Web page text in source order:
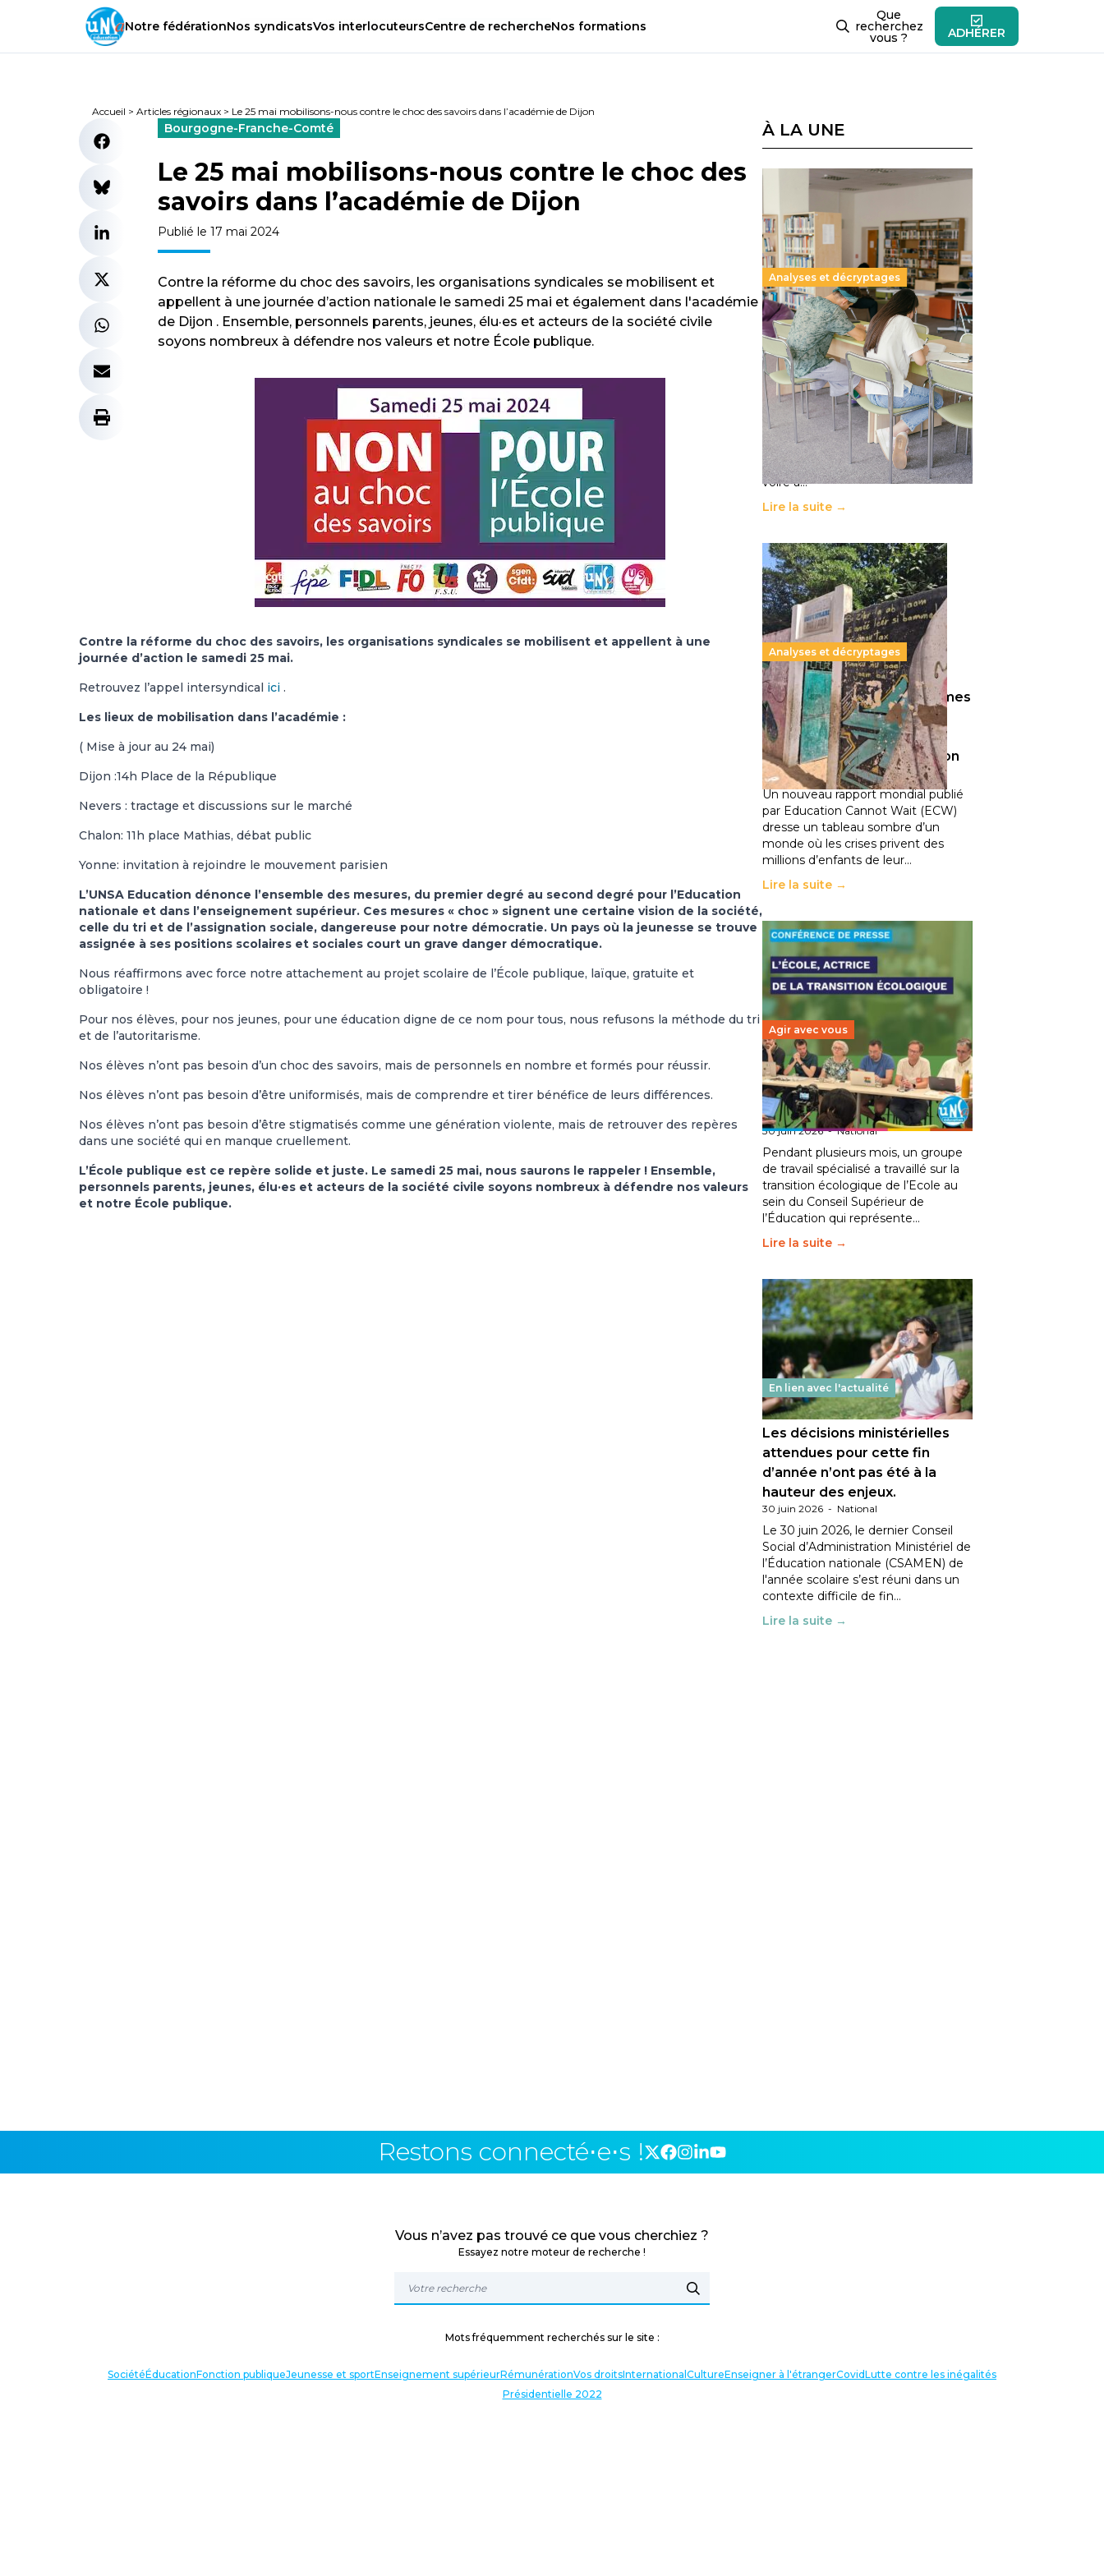
Notre fédérationNos syndicatsVos interlocuteursCentre de rechercheNos formations
Que
recherchez
vous ? ADHÉRER
Accueil > Articles régionaux > Le 25 mai mobilisons-nous contre le choc des savoirs dans l’académie de Dijon
Bourgogne-Franche-Comté
Le 25 mai mobilisons-nous contre le choc des
savoirs dans l’académie de Dijon
Publié le 17 mai 2024
Contre la réforme du choc des savoirs, les organisations syndicales se mobilisent et
appellent à une journée d’action nationale le samedi 25 mai et également dans l'académie
de Dijon . Ensemble, personnels parents, jeunes, élu·es et acteurs de la société civile
soyons nombreux à défendre nos valeurs et notre École publique.
Contre la réforme du choc des savoirs, les organisations syndicales se mobilisent et appellent à une
journée d’action le samedi 25 mai.
Retrouvez l’appel intersyndical ici .
Les lieux de mobilisation dans l’académie :
( Mise à jour au 24 mai)
Dijon :14h Place de la République
Nevers : tractage et discussions sur le marché
Chalon: 11h place Mathias, débat public
Yonne: invitation à rejoindre le mouvement parisien
L’UNSA Education dénonce l’ensemble des mesures, du premier degré au second degré pour l’Education
nationale et dans l’enseignement supérieur. Ces mesures « choc » signent une certaine vision de la société,
celle du tri et de l’assignation sociale, dangereuse pour notre démocratie. Un pays où la jeunesse se trouve
assignée à ses positions scolaires et sociales court un grave danger démocratique.
Nous réaffirmons avec force notre attachement au projet scolaire de l’École publique, laïque, gratuite et
obligatoire !
Pour nos élèves, pour nos jeunes, pour une éducation digne de ce nom pour tous, nous refusons la méthode du tri
et de l’autoritarisme.
Nos élèves n’ont pas besoin d’un choc des savoirs, mais de personnels en nombre et formés pour réussir.
Nos élèves n’ont pas besoin d’être uniformisés, mais de comprendre et tirer bénéfice de leurs différences.
Nos élèves n’ont pas besoin d’être stigmatisés comme une génération violente, mais de retrouver des repères
dans une société qui en manque cruellement.
L’École publique est ce repère solide et juste. Le samedi 25 mai, nous saurons le rappeler ! Ensemble,
personnels parents, jeunes, élu·es et acteurs de la société civile soyons nombreux à défendre nos valeurs
et notre École publique.
À LA UNE
Analyses et décryptages
Supérieur privé : une dérive
qui met à mal la promesse
républicaine
11 juillet 2026- National
Le projet de loi sur la régulation de
l’enseignement supérieur privé met
en lumière l’amplification d’un
système qui relègue l’acte
pédagogique au superfétatoire,
voire à…
Lire la suite →
Analyses et décryptages
258 millions d’enfants victimes
de la guerre, des chocs
climatiques et des
déplacements de population
11 juillet 2026 -National
Un nouveau rapport mondial publié
par Education Cannot Wait (ECW)
dresse un tableau sombre d’un
monde où les crises privent des
millions d’enfants de leur…
Lire la suite →
Agir avec vous
Transition écologique de
l’éducation : l’UNSA Éducation
fait bouger les lignes
30 juin 2026-National
Pendant plusieurs mois, un groupe
de travail spécialisé a travaillé sur la
transition écologique de l’Ecole au
sein du Conseil Supérieur de
l’Éducation qui représente…
Lire la suite →
En lien avec l'actualité
Les décisions ministérielles
attendues pour cette fin
d’année n’ont pas été à la
hauteur des enjeux.
30 juin 2026 - National
Le 30 juin 2026, le dernier Conseil
Social d’Administration Ministériel de
l’Éducation nationale (CSAMEN) de
l'année scolaire s’est réuni dans un
contexte difficile de fin…
Lire la suite →
Restons connecté⋅e⋅s !
Vous n’avez pas trouvé ce que vous cherchiez ?
Essayez notre moteur de recherche !
Mots fréquemment recherchés sur le site :
SociétéÉducationFonction publiqueJeunesse et sportEnseignement supérieurRémunérationVos droitsInternational CultureEnseigner à l'étrangerCovidLutte contre les inégalités
Présidentielle 2022